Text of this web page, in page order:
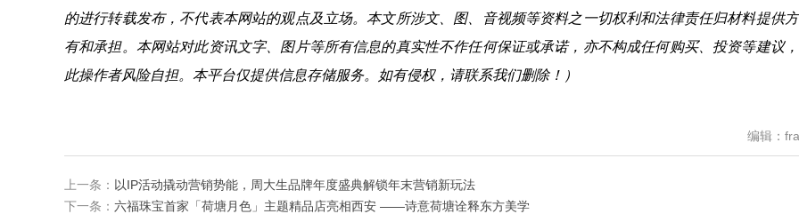
的进行转载发布，不代表本网站的观点及立场。本文所涉文、图、音视频等资料之一切权利和法律责任归材料提供
有和承担。本网站对此资讯文字、图片等所有信息的真实性不作任何保证或承诺，亦不构成任何购买、投资等建议
此操作者风险自担。本平台仅提供信息存储服务。如有侵权，请联系我们删除！）
编辑：
上一条： 以IP活动撬动营销势能，周大生品牌年度盛典解锁年末营销新玩法
下一条： 六福珠宝首家「荷塘月色」主题精品店亮相西安 ——诗意荷塘诠释东方美学